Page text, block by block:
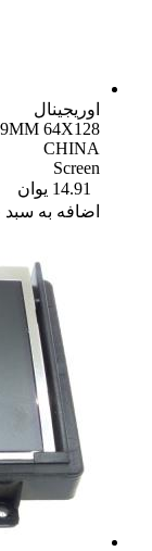
اوریجینال
64X128
CHINA
Screen
14.91 یوان
اضافه به سبد